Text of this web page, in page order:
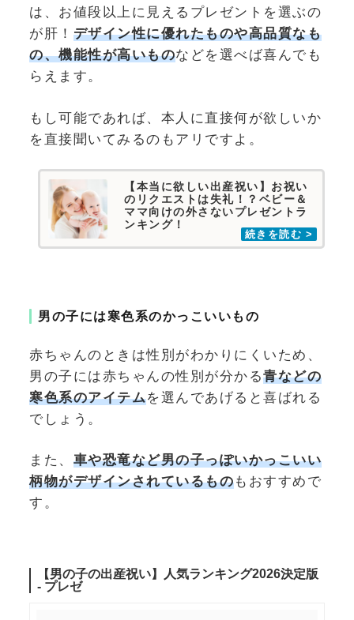
は、お値段以上に見えるプレゼントを選ぶの
が肝！ デザイン性に優れたものや高品質なも
の、機能性が高いものなどを選べば喜んでも
らえます。
もし可能であれば、本人に直接何が欲しいか
を直接聞いてみるのもアリですよ。
【本当に欲しい出産祝い】お祝い
のリクエストは失礼！？ベビー＆
ママ向けの外さないプレゼントラ
ンキング！
男の子には寒色系のかっこいいもの
赤ちゃんのときは性別がわかりにくいため、
男の子には赤ちゃんの性別が分かる青などの
寒色系のアイテムを選んであげると喜ばれる
でしょう。
また、 車や恐竜など男の子っぽいかっこいい
柄物がデザインされているものもおすすめで
す。